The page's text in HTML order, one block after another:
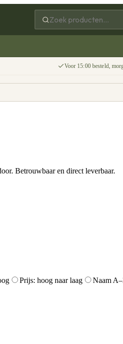
Voor 15:00 besteld,
Betrouwbaar en direct leverbaar.
Prijs: hoog naar laag Naam